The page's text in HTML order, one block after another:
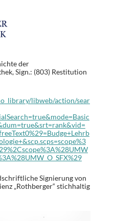
der
Sign.: (803) Restitution
libweb/action/sear
Signierung von
„Rothberger“ stichhaltig